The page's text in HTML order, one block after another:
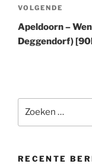
Volgend
bericht
VOLGENDE
Apeldoorn –
Deggendorf)
naar:
RECENTE